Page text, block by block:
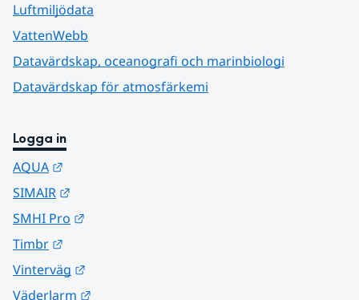
Luftmiljödata
VattenWebb
Datavärdskap, oceanografi och marinbiologi
Datavärdskap för atmosfärkemi
Logga in
AQUA
SIMAIR
SMHI Pro
Timbr
Vinterväg
Väderlarm